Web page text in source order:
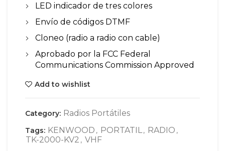
LED indicador de tres colores
Envío de códigos DTMF
Cloneo (radio a radio con cable)
Aprobado por la FCC Federal
Communications Commission Approved
Add to wishlist
Category: Radios Portátiles
Tags: KENWOOD , PORTATIL, RADIO ,
TK-2000-KV2 , VHF